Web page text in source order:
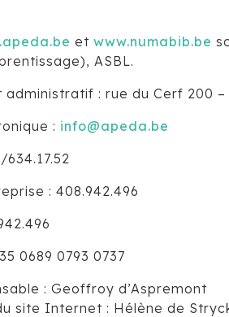
et www.numabib.be
ASBL.
administratif : rue du Cerf 200 –
: info@apeda.be
: 408.942.496
0689 0793 0737
: Geoffroy d’Aspremont
site Internet : Hélène de